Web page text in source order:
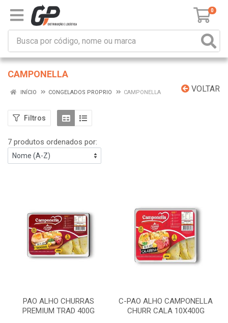
0
CAMPONELLA
VOLTAR
INÍCIO CONGELADOS PROPRIO CAMPONELLA
Filtros
7 produtos ordenados por:
PAO ALHO CHURRAS
PREMIUM TRAD 400G
C-PAO ALHO CAMPONELLA
CHURR CALA 10X400G